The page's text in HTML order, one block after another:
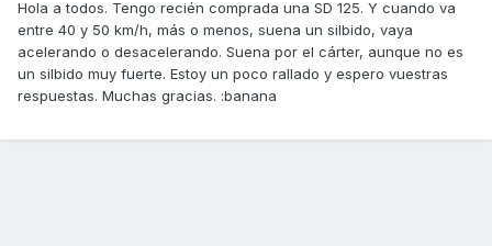
Hola a todos. Tengo recién comprada una SD 125. Y cuando va
entre 40 y 50 km/h, más o menos, suena un silbido, vaya
acelerando o desacelerando. Suena por el cárter, aunque no es
un silbido muy fuerte. Estoy un poco rallado y espero vuestras
respuestas. Muchas gracias. :banana